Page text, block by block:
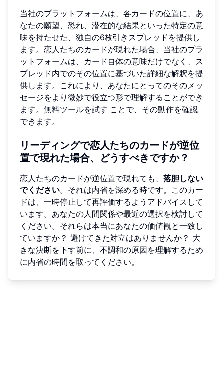
当社のプラットフォームは、各カードの位置に、あ
なたの願望、恐れ、潜在的な結果といった特定の意
味を持たせた、独自の6枚引きスプレッドを提供し
ます。恋人たちのカードが現れた場合、当社のプラ
ットフォームは、カード自体の意味だけでなく、ス
プレッド内でのその位置に基づいた詳細な解釈を提
供します。これにより、あなたにとってのそのメッ
セージをより微妙で役立つ形で理解することができ
ます。 無料ツールを試す ことで、その動作を確認
できます。
リーディングで恋人たちのカードが逆位
置で現れた場合、どうすべきですか？
恋人たちのカードが逆位置で現れても、 落胆しない
でください。それは内省を深める時です。このカー
ドは、一時停止して再評価するようアドバイスして
います。あなたの人間関係や最近の選択を検討して
ください。それらは本当にあなたの価値観と一致し
ていますか？ 避けてきた対立はありませんか？ 大
きな決断を下す前に、不調和の原因を理解するため
に内省の時間を取ってください。